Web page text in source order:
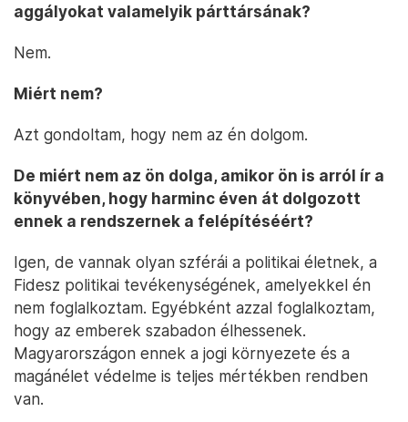
aggályokat valamelyik párttársának?
Nem.
Miért nem?
Azt gondoltam, hogy nem az én dolgom.
De miért nem az ön dolga, amikor ön is arról ír a
könyvében, hogy harminc éven át dolgozott
ennek a rendszernek a felépítéséért?
Igen, de vannak olyan szférái a politikai életnek, a
Fidesz politikai tevékenységének, amelyekkel én
nem foglalkoztam. Egyébként azzal foglalkoztam,
hogy az emberek szabadon élhessenek.
Magyarországon ennek a jogi környezete és a
magánélet védelme is teljes mértékben rendben
van.